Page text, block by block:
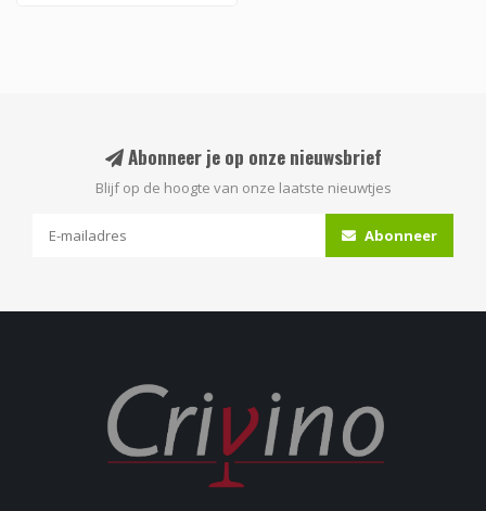
Abonneer je op onze nieuwsbrief
Blijf op de hoogte van onze laatste nieuwtjes
Abonneer